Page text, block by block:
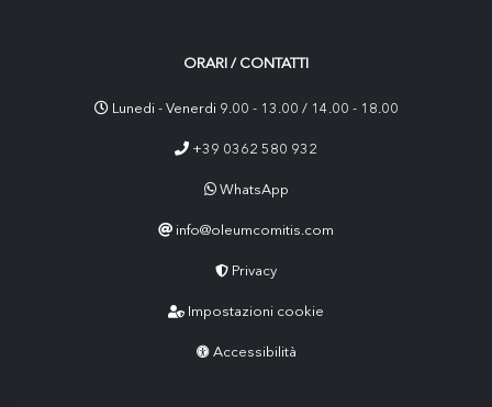
ORARI / CONTATTI
Lunedi - Venerdi 9.00 - 13.00 / 14.00 - 18.00
+39 0362 580 932
WhatsApp
info@oleumcomitis.com
Privacy
Impostazioni cookie
Accessibilità